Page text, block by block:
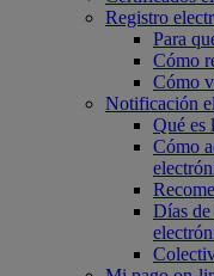
Registro
Para
Cómo
Cómo
Notificación
Qué es
Cómo
Días